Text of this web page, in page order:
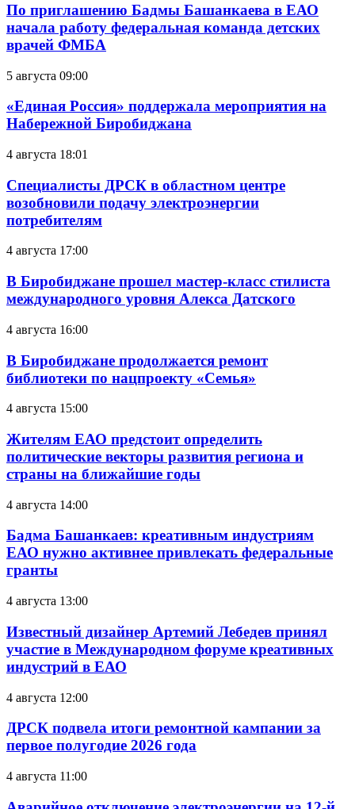
По приглашению Бадмы Башанкаева в ЕАО
начала работу федеральная команда детских
врачей ФМБА
5 августа 09:00
«Единая Россия» поддержала мероприятия на
Набережной Биробиджана
4 августа 18:01
Специалисты ДРСК в областном центре
возобновили подачу электроэнергии
потребителям
4 августа 17:00
В Биробиджане прошел мастер-класс стилиста
международного уровня Алекса Датского
4 августа 16:00
В Биробиджане продолжается ремонт
библиотеки по нацпроекту «Семья»
4 августа 15:00
Жителям ЕАО предстоит определить
политические векторы развития региона и
страны на ближайшие годы
4 августа 14:00
Бадма Башанкаев: креативным индустриям
ЕАО нужно активнее привлекать федеральные
гранты
4 августа 13:00
Известный дизайнер Артемий Лебедев принял
участие в Международном форуме креативных
индустрий в ЕАО
4 августа 12:00
ДРСК подвела итоги ремонтной кампании за
первое полугодие 2026 года
4 августа 11:00